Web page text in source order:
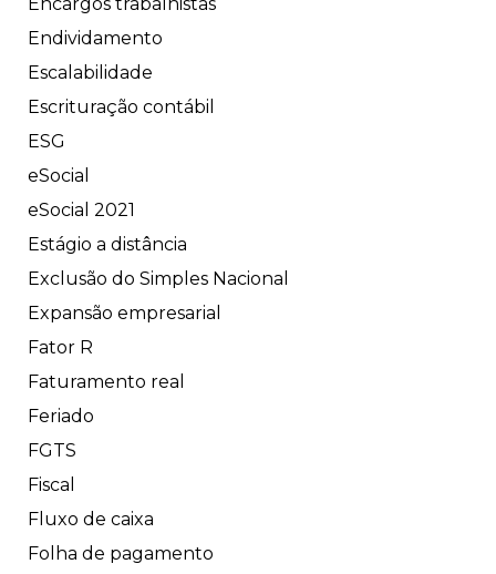
Encargos trabalhistas
Endividamento
Escalabilidade
Escrituração contábil
ESG
eSocial
eSocial 2021
Estágio a distância
Exclusão do Simples Nacional
Expansão empresarial
Fator R
Faturamento real
Feriado
FGTS
Fiscal
Fluxo de caixa
Folha de pagamento